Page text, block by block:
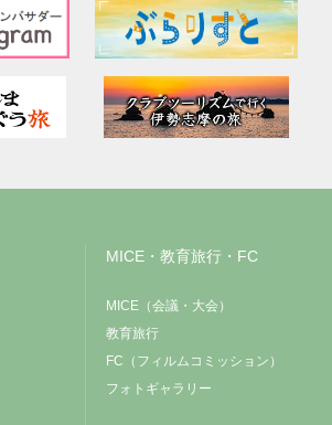
MICE・教育旅行・FC
MICE（会議・大会）
教育旅行
FC（フィルムコミッション）
フォトギャラリー